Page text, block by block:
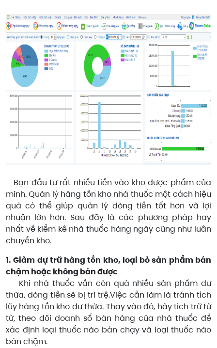
Bạn đầu tư rất nhiều tiền vào kho dược phẩm của
mình. Quản lý hàng tồn kho nhà thuốc một cách hiệu
quả có thể giúp quản lý dòng tiền tốt hơn và lợi
nhuận lớn hơn. Sau đây là các phương pháp hay
nhất về kiểm kê nhà thuốc hàng ngày cũng như luân
chuyển kho.
1. Giảm dự trữ hàng tồn kho, loại bỏ sản phẩm bán
chậm hoặc không bán được
Khi nhà thuốc vẫn còn quá nhiều sản phẩm dư
thừa, dòng tiền sẽ bị trì trệ.Việc cần làm là tránh tích
lũy hàng tồn kho dư thừa. Thay vào đó, hãy tích trữ từ
từ, theo dõi doanh số bán hàng của nhà thuốc để
xác định loại thuốc nào bán chạy và loại thuốc nào
bán chậm.